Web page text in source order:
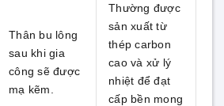
Thân bu lông
sau khi gia
công sẽ được
mạ kẽm.
Thường được
sản xuất từ
thép carbon
cao và xử lý
nhiệt để đạt
cấp bền mong